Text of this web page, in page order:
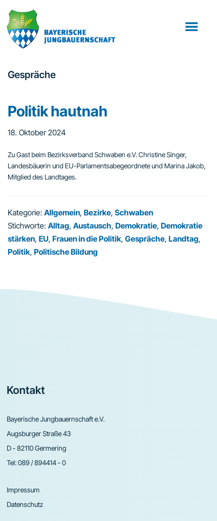
Inhalt
springen
Fußzeile
springen
Gespräche
Politik hautnah
18. Oktober 2024
Zu Gast beim Bezirksverband Schwaben e.V. Christine Singer,
Landesbäuerin und EU-Parlamentsabegeordnete und Marina Jakob,
Mitglied des Landtages.
Kategorie: Allgemein, Bezirke, Schwaben
Stichworte: Alltag, Austausch, Demokratie, Demokratie
stärken, EU, Frauen in die Politik, Gespräche, Landtag,
Politik, Politische Bildung
Footer
Kontakt
Bayerische Jungbauernschaft e.V.
Augsburger Straße 43
D - 82110 Germering
Tel:089 / 894414 - 0
Impressum
Datenschutz